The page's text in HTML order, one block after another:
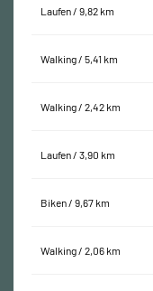
Laufen / 9,82 km
Walking / 5,41 km
Walking / 2,42 km
Laufen / 3,90 km
Biken / 9,67 km
Walking / 2,06 km